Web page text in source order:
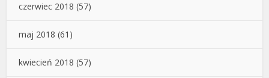
czerwiec 2018 (57)
maj 2018 (61)
kwiecień 2018 (57)